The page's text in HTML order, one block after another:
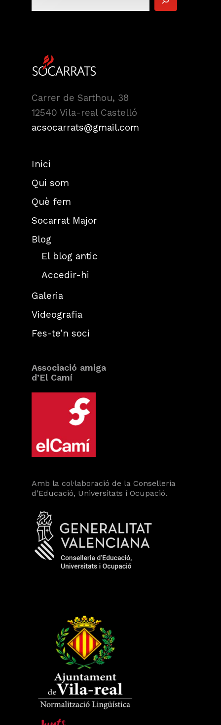
Carrer de Sarthou, 38
12540 Vila-real Castelló
acsocarrats@gmail.com
Inici
Qui som
Què fem
Socarrat Major
Blog
El blog antic
Accedir-hi
Galeria
Videografia
Fes-te’n soci
Associació amiga
d’El Camí
Amb la col·laboració de la Conselleria
d’Educació, Universitats i Ocupació.